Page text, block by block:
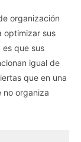
organización
optimizar sus
que sus
igual de
que en una
no organiza